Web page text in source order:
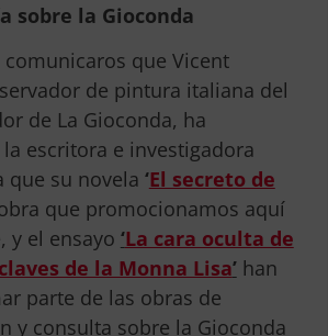
sobre la Gioconda
que Vicent
de pintura italiana del
de La Gioconda, ha
escritora e investigadora
que su novela ‘El secreto de
que promocionamos aquí
y el ensayo ‘La cara oculta de
de la Monna Lisa’han
parte de las obras de
y consulta sobre la Gioconda